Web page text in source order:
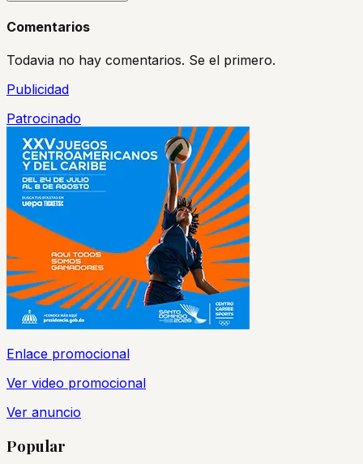
Comentarios
Todavia no hay comentarios. Se el primero.
Publicidad
Patrocinado
Enlace promocional
Ver video promocional
Ver anuncio
Popular